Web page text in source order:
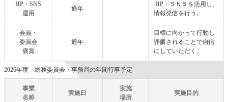
HP・SNS
運用
通年
HP・ＳＮＳを活用し、
情報発信を行う。
会員・
委員会
褒賞
通年
目標に向かって行動し
評価されることで自信
にしていただく。
2026年度 総務委員会・事務局の年間行事予定
事業
名称
実施日
実施
場所
実施目的